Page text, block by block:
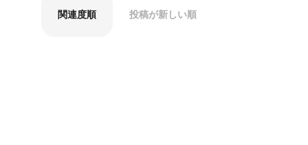
関連度順 投稿が新しい順